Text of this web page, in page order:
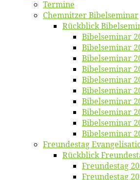
Ter­mi­ne
Chemnit­zer Bibelseminar
Rück­blick
Bi­bel­se­mi­nar
Bi­bel­se­mi­nar
Bi­bel­se­mi­nar
Bi­bel­se­mi­nar
Bi­bel­se­mi­nar
Bi­bel­se­mi­nar
Bi­bel­se­mi­nar
Bi­bel­se­mi­nar
Bibelsemi­nar
Bibelsemi­nar
Freun­des­tag
Rück­blick
Freun­des­tag
Freun­des­tag